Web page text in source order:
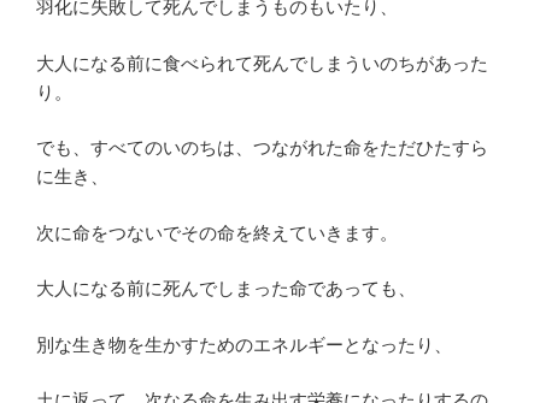
羽化に失敗して死んでしまうものもいたり、
大人になる前に食べられて死んでしまういのちがあった
り。
でも、すべてのいのちは、つながれた命をただひたすら
に生き、
次に命をつないでその命を終えていきます。
大人になる前に死んでしまった命であっても、
別な生き物を生かすためのエネルギーとなったり、